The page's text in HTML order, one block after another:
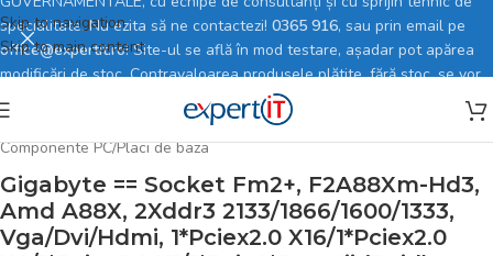
Skip to navigation
Skip to main content
specialitate. Nu ezita să ne contactezi! 0365 916, sau prin email pe
office@expertit.ro! Site-ul se află în mod testare, așadar pot apărea
modificări de stoc. Contravaloarea produsele plătite, fără stoc, se vor
rambursa în totalitate.
Prima pagină
Magazin online/ PC, Periferice & Software
Componente PC/Placi de baza
Gigabyte == Socket Fm2+, F2A88Xm-Hd3,
Amd A88X, 2Xddr3 2133/1866/1600/1333,
Vga/Dvi/Hdmi, 1*Pciex2.0 X16/1*Pciex2.0